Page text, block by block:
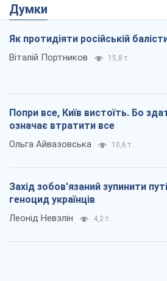
Думки
Як протидіяти російській
Віталій Портников 15,8 т.
Попри все, Київ вистоїть. Бо
означає втратити все
Ольга Айвазовська 10,6 т.
Захід зобов'язаний зупинити
геноцид українців
Леонід Невзлін 4,2 т.